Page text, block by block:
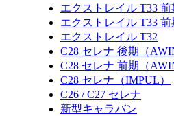
エクストレイル T33 前
エクストレイル T33 前
エクストレイル T32
C28 セレナ 後期（
C28 セレナ 前期（
C28 セレナ（IMPUL）
C26 / C27 セレナ
新型キャラバン